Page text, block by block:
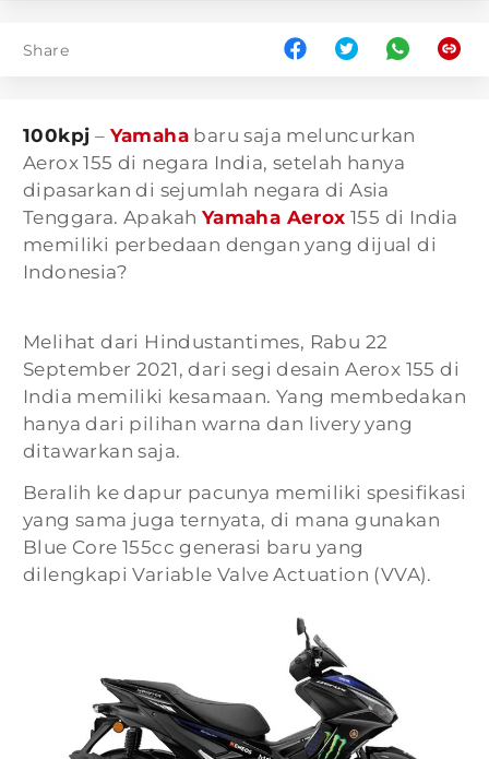
Share
100kpj – Yamaha baru saja meluncurkan
Aerox 155 di negara India, setelah hanya
dipasarkan di sejumlah negara di Asia
Tenggara. Apakah Yamaha Aerox 155 di India
memiliki perbedaan dengan yang dijual di
Indonesia?
Melihat dari Hindustantimes, Rabu 22
September 2021, dari segi desain Aerox 155 di
India memiliki kesamaan. Yang membedakan
hanya dari pilihan warna dan livery yang
ditawarkan saja.
Beralih ke dapur pacunya memiliki spesifikasi
yang sama juga ternyata, di mana gunakan
Blue Core 155cc generasi baru yang
dilengkapi Variable Valve Actuation (VVA).